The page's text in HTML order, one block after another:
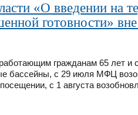
«О введении на
готовности»
гражданам 65 лет и
бассейны, с 29 июля МФЦ
с 1 августа